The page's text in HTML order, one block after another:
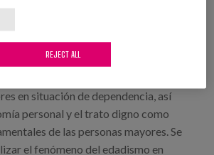
Penélope Castejón,
Matia Instituto, interviene en una
en situación de dependencia, así
personal y el trato digno como
de las personas mayores. Se
el fenómeno del edadismo en
REJECT ALL